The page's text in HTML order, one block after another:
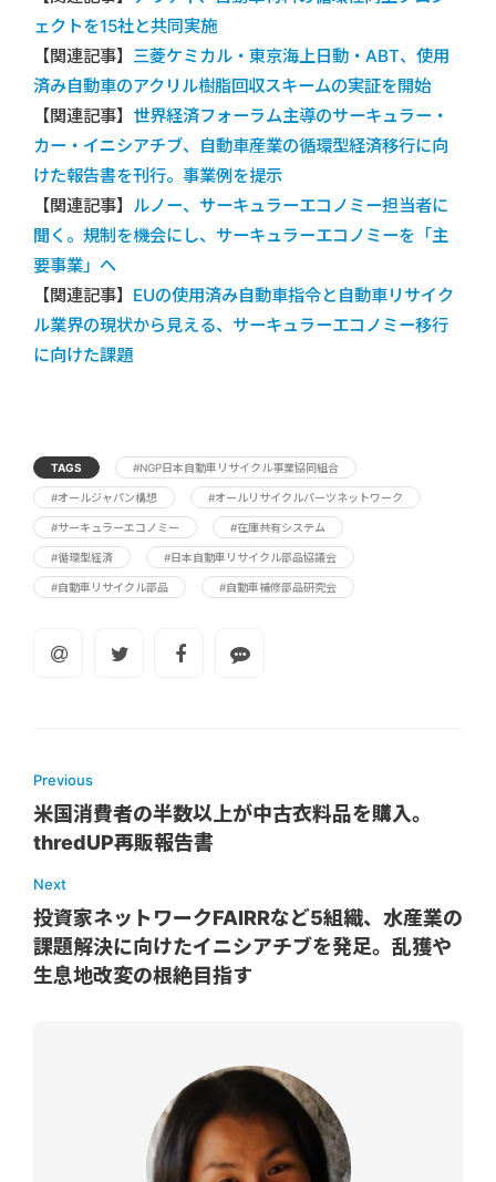
ェクトを15社と共同実施
【関連記事】 三菱ケミカル・東京海上日動・ABT、使用
済み自動車のアクリル樹脂回収スキームの実証を開始
【関連記事】 世界経済フォーラム主導のサーキュラー・
カー・イニシアチブ、自動車産業の循環型経済移行に向
けた報告書を刊行。事業例を提示
【関連記事】 ルノー、サーキュラーエコノミー担当者に
聞く。規制を機会にし、サーキュラーエコノミーを「主
要事業」へ
【関連記事】 EUの使用済み自動車指令と自動車リサイク
ル業界の現状から見える、サーキュラーエコノミー移行
に向けた課題
TAGS #NGP日本自動車リサイクル事業協同組合
#オールジャパン構想 #オールリサイクルパーツネットワーク
#サーキュラーエコノミー #在庫共有システム
#循環型経済 #日本自動車リサイクル部品協議会
#自動車リサイクル部品 #自動車補修部品研究会
Previous
米国消費者の半数以上が中古衣料品を購入。
thredUP再販報告書
Next
投資家ネットワークFAIRRなど5組織、水産業の
課題解決に向けたイニシアチブを発足。乱獲や
生息地改変の根絶目指す